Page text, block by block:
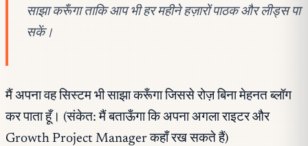
साझा करूँगा ताकि आप भी हर महीने हज़ारों पाठक और लीड्स पा
सकें।
मैं अपना वह सिस्टम भी साझा करूँगा जिससे रोज़ बिना मेहनत ब्लॉग
कर पाता हूँ। (संकेत: मैं बताऊँगा कि अपना अगला राइटर और
Growth Project Manager कहाँ रख सकते हैं)